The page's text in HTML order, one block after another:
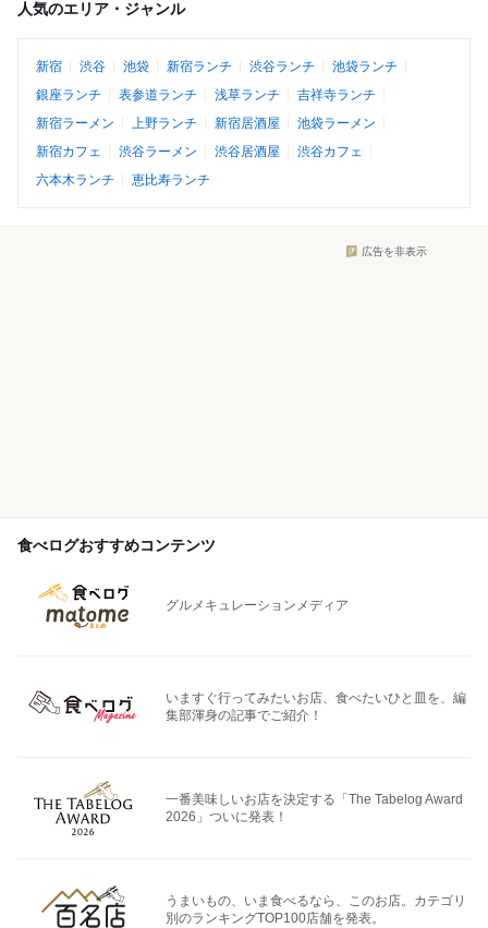
人気のエリア・ジャンル
新宿 渋谷 池袋 新宿ランチ 渋谷ランチ
池袋ランチ
銀座ランチ
表参道ランチ 浅草ランチ
吉祥寺ランチ
新宿ラーメン
上野ランチ 新宿居酒屋
池袋ラーメン
新宿カフェ
渋谷ラーメン 渋谷居酒屋
渋谷カフェ
六本木ランチ
恵比寿ランチ
広告を非表示
食べログおすすめコンテンツ
グルメキュレーションメディア
いますぐ行ってみたいお店、食べたいひと皿を、編
集部渾身の記事でご紹介！
一番美味しいお店を決定する「The Tabelog Award
2026」ついに発表！
うまいもの、いま食べるなら、このお店。カテゴリ
別のランキングTOP100店舗を発表。